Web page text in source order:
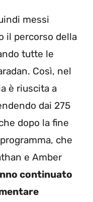
messi
il percorso della
tutte le
Così, nel
è riuscita a
dai 275
dopo la fine
che
e Amber
continuato